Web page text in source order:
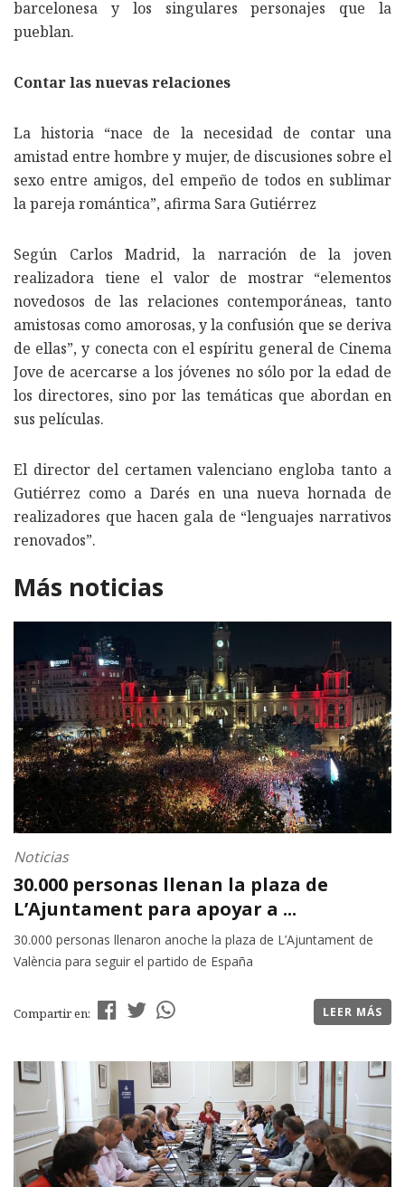
barcelonesa y los singulares personajes que la
pueblan.
Contar las nuevas relaciones
La historia “nace de la necesidad de contar una
amistad entre hombre y mujer, de discusiones sobre el
sexo entre amigos, del empeño de todos en sublimar
la pareja romántica”, afirma Sara Gutiérrez
Según Carlos Madrid, la narración de la joven
realizadora tiene el valor de mostrar “elementos
novedosos de las relaciones contemporáneas, tanto
amistosas como amorosas, y la confusión que se deriva
de ellas”, y conecta con el espíritu general de Cinema
Jove de acercarse a los jóvenes no sólo por la edad de
los directores, sino por las temáticas que abordan en
sus películas.
El director del certamen valenciano engloba tanto a
Gutiérrez como a Darés en una nueva hornada de
realizadores que hacen gala de “lenguajes narrativos
renovados”.
Más noticias
Noticias
30.000 personas llenan la plaza de
L’Ajuntament para apoyar a ...
30.000 personas llenaron anoche la plaza de L’Ajuntament de
València para seguir el partido de España
Compartir en: LEER MÁS